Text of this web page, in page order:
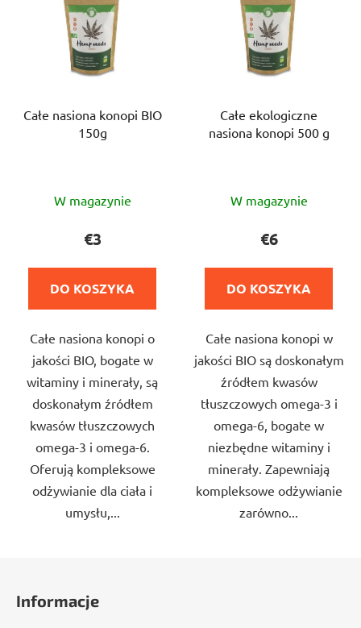
Całe nasiona konopi BIO
150g
ocena
produktu
na
gwiazdek.
W magazynie
€3
DO KOSZYKA
Całe nasiona konopi o
jakości BIO, bogate w
witaminy i minerały, są
doskonałym źródłem
kwasów tłuszczowych
omega-3 i omega-6.
Oferują kompleksowe
odżywianie dla ciała i
umysłu,...
Całe ekologiczne
nasiona konopi 500 g
ocena
produktu
na
gwiazdek.
W magazynie
€6
DO KOSZYKA
Całe nasiona konopi w
jakości BIO są doskonałym
źródłem kwasów
tłuszczowych omega-3 i
omega-6, bogate w
niezbędne witaminy i
minerały. Zapewniają
kompleksowe odżywianie
zarówno...
Informacje